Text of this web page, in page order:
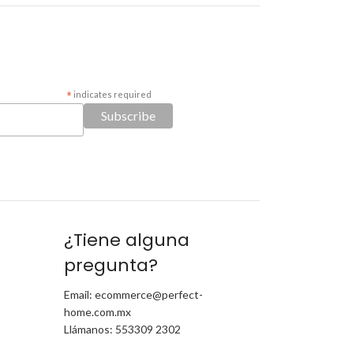
* indicates required
¿Tiene alguna
pregunta?
Email: ecommerce@perfect-
home.com.mx
Llámanos: 553309 2302